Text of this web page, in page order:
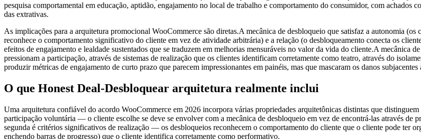
pesquisa comportamental em educação, aptidão, engajamento no local de trabalho e comportamento do consumidor, com achados
das extrativas.
As implicações para a arquitetura promocional WooCommerce são diretas.A mecânica de desbloqueio que satisfaz a autonomia
reconhece o comportamento significativo do cliente em vez de atividade arbitrária) e a relação (o desbloqueamento conecta os
efeitos de engajamento e lealdade sustentados que se traduzem em melhorias mensuráveis no valor da vida do cliente.A mecânica
pressionam a participação, através de sistemas de realização que os clientes identificam corretamente como teatro, através do
produzir métricas de engajamento de curto prazo que parecem impressionantes em painéis, mas que mascaram os danos
O que Honest Deal-Desbloquear arquitetura realmente inclui
Uma arquitetura confiável do acordo WooCommerce em 2026 incorpora várias propriedades arquitetônicas distintas que
participação voluntária — o cliente escolhe se deve se envolver com a mecânica de desbloqueio em vez de encontrá-las através de
segunda é critérios significativos de realização — os desbloqueios reconhecem o comportamento do cliente que o cliente pode ter
enchendo barras de progresso) que o cliente identifica corretamente como performativo.